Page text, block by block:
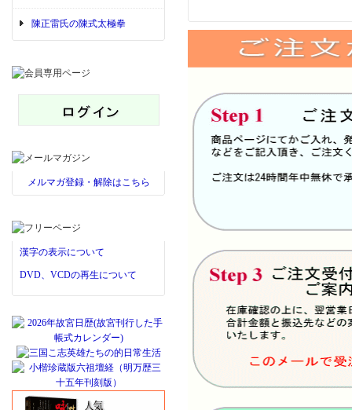
陳正雷氏の陳式太極拳
メルマガ登録・解除はこちら
漢字の表示について
DVD、VCDの再生について